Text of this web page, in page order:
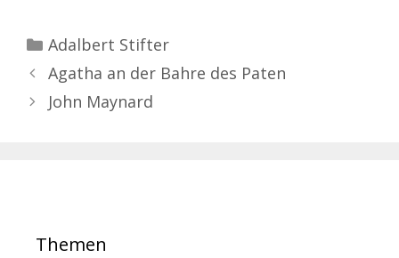
Kategorien
Adalbert Stifter
Agatha an der Bahre des Paten
John Maynard
Themen